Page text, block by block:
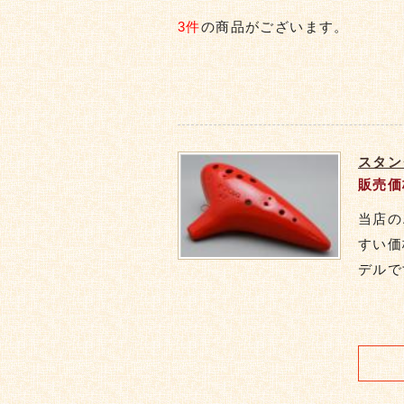
3件の商品がございます。
スタ
販売
当店
すい
デル